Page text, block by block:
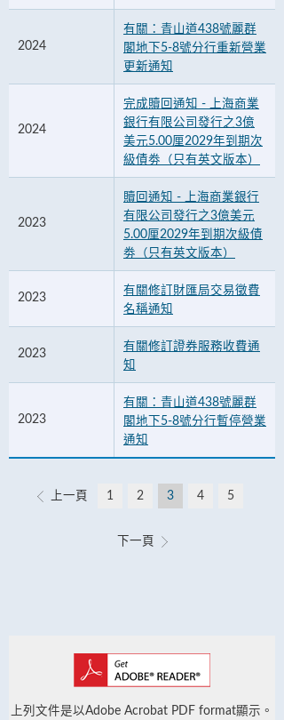
2024
有關：青山道438號麗群
閣地下5-8號分行重新營業
更新通知
2024
完成贖回通知 - 上海商業
銀行有限公司發行之3億
美元5.00厘2029年到期次
級債劵（只有英文版本）
2023
贖回通知 - 上海商業銀行
有限公司發行之3億美元
5.00厘2029年到期次級債
劵（只有英文版本）
2023
有關修訂財匯局交易徵費
名稱通知
2023
有關修訂證券服務收費通
知
2023
有關：青山道438號麗群
閣地下5-8號分行暫停營業
通知
上一頁 1 2 3 4 5
下一頁
上列文件是以Adobe Acrobat PDF format顯示。